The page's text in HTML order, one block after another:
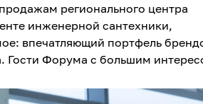
регионального центра
инженерной сантехники,
впечатляющий портфель
Гости Форума с большим